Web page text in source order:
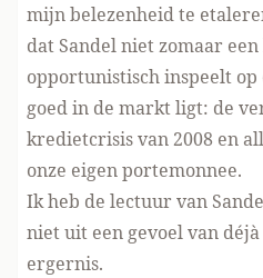
mijn belezenheid te
dat Sandel niet zomaar
opportunistisch inspeelt
goed in de markt ligt: de
kredietcrisis van 2008 en
onze eigen portemonnee.
Ik heb de lectuur van
niet uit een gevoel van
ergernis.